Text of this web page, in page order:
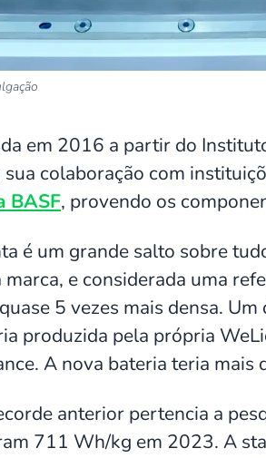
em 2016 a partir do
sua colaboração com
BASF, provendo os
é um grande salto sobre
marca, e considerada uma
5 vezes mais densa.
produzida pela própria
A nova bateria teria mais
anterior pertencia a
711 Wh/kg em 2023. A